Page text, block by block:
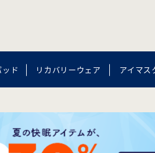
ド リカバリーウェア アイマス